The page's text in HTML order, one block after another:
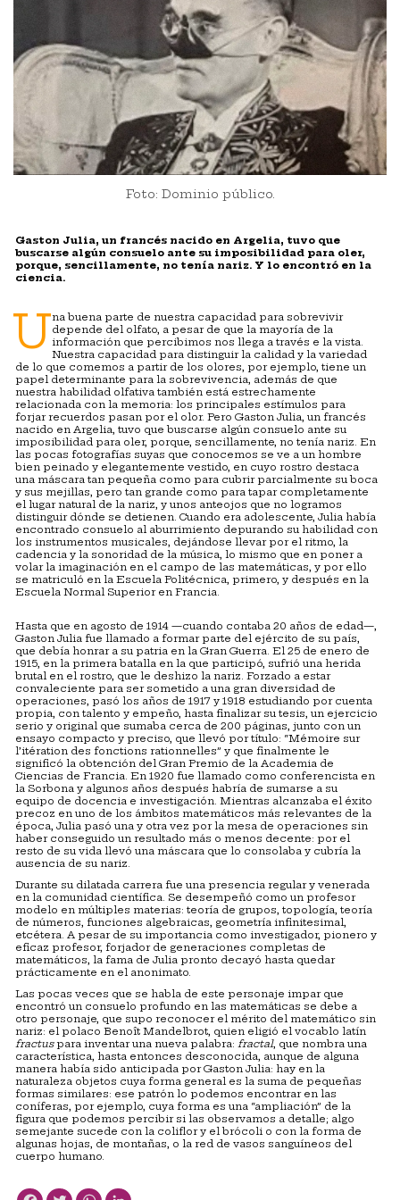
Foto: Dominio público.
Gaston Julia, un francés nacido en Argelia, tuvo que
buscarse algún consuelo ante su imposibilidad para oler,
porque, sencillamente, no tenía nariz. Y lo encontró en la
ciencia.
Una buena parte de nuestra capacidad para sobrevivir
depende del olfato, a pesar de que la mayoría de la
información que percibimos nos llega a través e la vista.
Nuestra capacidad para distinguir la calidad y la variedad
de lo que comemos a partir de los olores, por ejemplo, tiene un
papel determinante para la sobrevivencia, además de que
nuestra habilidad olfativa también está estrechamente
relacionada con la memoria: los principales estímulos para
forjar recuerdos pasan por el olor. Pero Gaston Julia, un francés
nacido en Argelia, tuvo que buscarse algún consuelo ante su
imposibilidad para oler, porque, sencillamente, no tenía nariz. En
las pocas fotografías suyas que conocemos se ve a un hombre
bien peinado y elegantemente vestido, en cuyo rostro destaca
una máscara tan pequeña como para cubrir parcialmente su boca
y sus mejillas, pero tan grande como para tapar completamente
el lugar natural de la nariz, y unos anteojos que no logramos
distinguir dónde se detienen. Cuando era adolescente, Julia había
encontrado consuelo al aburrimiento depurando su habilidad con
los instrumentos musicales, dejándose llevar por el ritmo, la
cadencia y la sonoridad de la música, lo mismo que en poner a
volar la imaginación en el campo de las matemáticas, y por ello
se matriculó en la Escuela Politécnica, primero, y después en la
Escuela Normal Superior en Francia.
Hasta que en agosto de 1914 —cuando contaba 20 años de edad—,
Gaston Julia fue llamado a formar parte del ejército de su país,
que debía honrar a su patria en la Gran Guerra. El 25 de enero de
1915, en la primera batalla en la que participó, sufrió una herida
brutal en el rostro, que le deshizo la nariz. Forzado a estar
convaleciente para ser sometido a una gran diversidad de
operaciones, pasó los años de 1917 y 1918 estudiando por cuenta
propia, con talento y empeño, hasta finalizar su tesis, un ejercicio
serio y original que sumaba cerca de 200 páginas, junto con un
ensayo compacto y preciso, que llevó por título: “Mémoire sur
l’itération des fonctions rationnelles” y que finalmente le
significó la obtención del Gran Premio de la Academia de
Ciencias de Francia. En 1920 fue llamado como conferencista en
la Sorbona y algunos años después habría de sumarse a su
equipo de docencia e investigación. Mientras alcanzaba el éxito
precoz en uno de los ámbitos matemáticos más relevantes de la
época, Julia pasó una y otra vez por la mesa de operaciones sin
haber conseguido un resultado más o menos decente: por el
resto de su vida llevó una máscara que lo consolaba y cubría la
ausencia de su nariz.
Durante su dilatada carrera fue una presencia regular y venerada
en la comunidad científica. Se desempeñó como un profesor
modelo en múltiples materias: teoría de grupos, topología, teoría
de números, funciones algebraicas, geometría infinitesimal,
etcétera. A pesar de su importancia como investigador, pionero y
eficaz profesor, forjador de generaciones completas de
matemáticos, la fama de Julia pronto decayó hasta quedar
prácticamente en el anonimato.
Las pocas veces que se habla de este personaje impar que
encontró un consuelo profundo en las matemáticas se debe a
otro personaje, que supo reconocer el mérito del matemático sin
nariz: el polaco Benoît Mandelbrot, quien eligió el vocablo latín
fractuspara inventar una nueva palabra: fractal, que nombra una
característica, hasta entonces desconocida, aunque de alguna
manera había sido anticipada por Gaston Julia: hay en la
naturaleza objetos cuya forma general es la suma de pequeñas
formas similares: ese patrón lo podemos encontrar en las
coníferas, por ejemplo, cuya forma es una “ampliación” de la
figura que podemos percibir si las observamos a detalle; algo
semejante sucede con la coliflor y el brócoli o con la forma de
algunas hojas, de montañas, o la red de vasos sanguíneos del
cuerpo humano.
Facebook
TwitterWhatsApp